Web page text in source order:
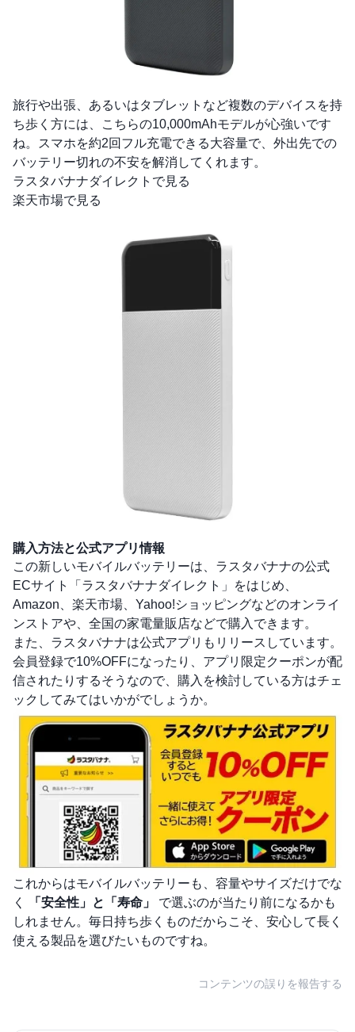
旅行や出張、あるいはタブレットなど複数のデバイスを持
ち歩く方には、こちらの10,000mAhモデルが心強いです
ね。スマホを約2回フル充電できる大容量で、外出先での
バッテリー切れの不安を解消してくれます。
ラスタバナナダイレクトで見る
楽天市場で見る
購入方法と公式アプリ情報
この新しいモバイルバッテリーは、ラスタバナナの公式
ECサイト「 ラスタバナナダイレクト 」をはじめ、
Amazon
楽天市場 、Yahoo!ショッピングなどのオンライ
ンストアや、全国の家電量販店などで購入できます。
また、ラスタバナナは公式アプリもリリースしています。
会員登録で10%OFFになったり、アプリ限定クーポンが配
信されたりするそうなので、購入を検討している方はチェ
ックしてみてはいかがでしょうか。
これからはモバイルバッテリーも、容量やサイズだけでな
く
「安全性」と「寿命」
で選ぶのが当たり前になるかも
しれません。毎日持ち歩くものだからこそ、安心して長く
使える製品を選びたいものですね。
コンテンツの誤りを報告する